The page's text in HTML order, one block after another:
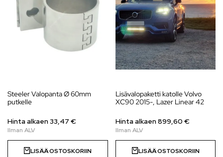
Steeler Valopanta Ø 60mm
putkelle
Hinta alkaen 33,47 €
LISÄÄ OSTOSKORIIN
Lisävalopaketti katolle Volvo
XC90 2015-, Lazer Linear 42
Hinta alkaen899,60 €
LISÄÄ OSTOSKORIIN